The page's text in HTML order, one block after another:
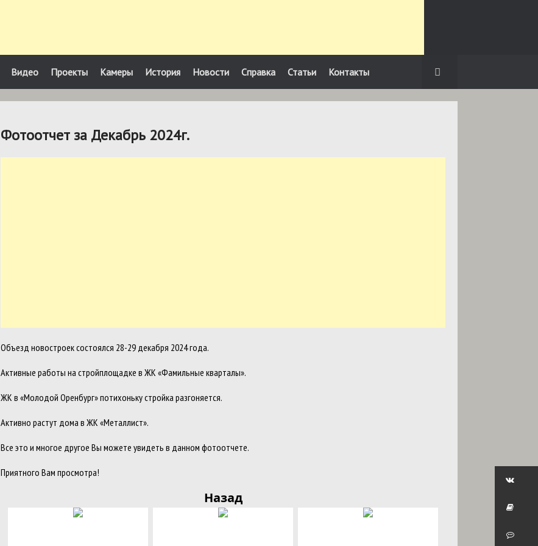
Видео Проекты Камеры История Новости Справка Статьи Контакты
Фотоотчет за Декабрь 2024г.
Объезд новостроек состоялся 28-29 декабря 2024 года.
Активные работы на стройплощадке в ЖК «Фамильные кварталы».
ЖК в «Молодой Оренбург» потихоньку стройка разгоняется.
Активно растут дома в ЖК «Металлист».
Все это и многое другое Вы можете увидеть в данном фотоотчете.
Приятного Вам просмотра!
Назад